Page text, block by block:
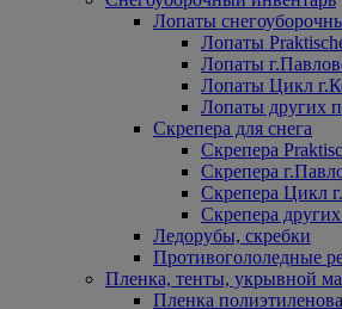
Лопаты
Лопаты
Лопаты
Лопаты Цикл
Лопаты других
Скрепера для снега
Скрепера
Скрепера
Скрепера Цикл
Скрепера
Ледорубы, скребки
Противогололедные
Пленка, тенты, укрывной
Пленка